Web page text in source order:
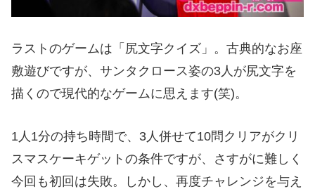
ラストのゲームは「尻文字クイズ」。古典的なお座
敷遊びですが、サンタクロース姿の3人が尻文字を
描くので現代的なゲームに思えます(笑)。
1人1分の持ち時間で、3人併せて10問クリアがクリ
スマスケーキゲットの条件ですが、さすがに難しく
今回も初回は失敗。しかし、再度チャレンジを与え